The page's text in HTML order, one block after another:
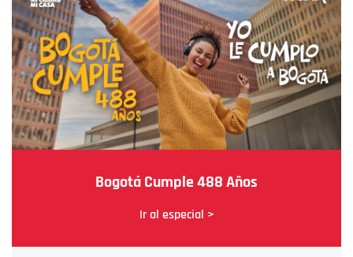
Bogotá Cumple 488 Años
Ir al especial >